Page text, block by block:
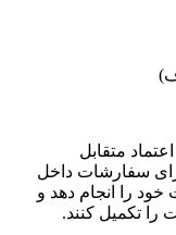
متقابل
سفارشات داخل
را انجام دهد و
را تکمیل کنند.